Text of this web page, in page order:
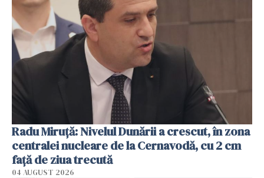
Radu Miruţă: Nivelul Dunării a crescut, în zona
centralei nucleare de la Cernavodă, cu 2 cm
faţă de ziua trecută
04 AUGUST 2026